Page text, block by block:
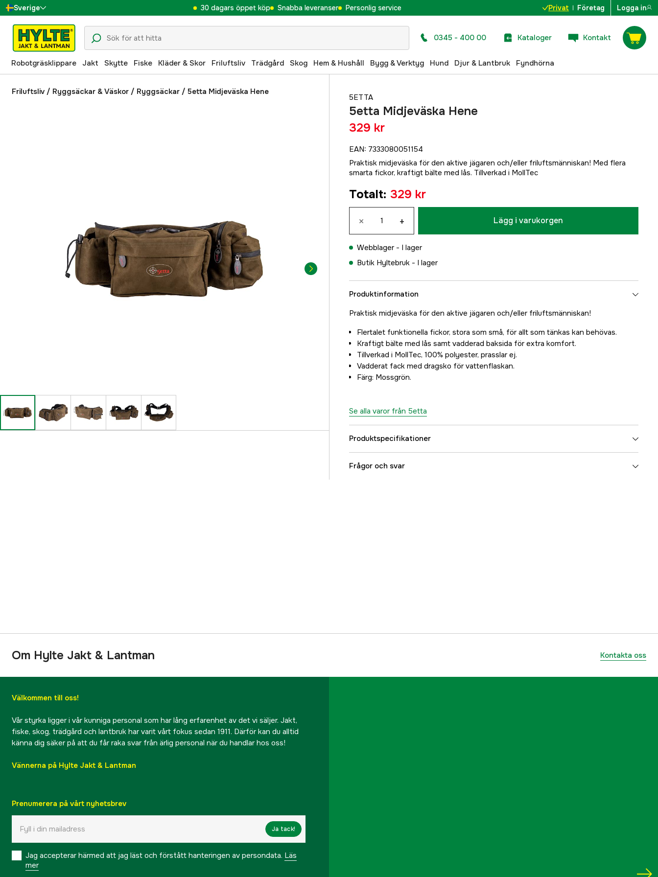
Sverige
Danmark
Suomi
Norge
Deutschland
30 dagars öppet köp Snabba leveranser Personlig service Privat Företag Logga in
0345 - 400 00 Kataloger Kontakt
Robotgräsklippare Jakt Skytte Fiske Kläder & Skor Friluftsliv Trädgård Skog Hem & Hushåll Bygg & Verktyg Hund Djur & Lantbruk Fyndhörna
Friluftsliv / Ryggsäckar & Väskor / Ryggsäckar / 5etta Midjeväska Hene
5ETTA
5etta Midjeväska Hene
329 kr
EAN: 7333080051154
Praktisk midjeväska för den aktive jägaren och/eller friluftsmänniskan! Med flera
smarta fickor, kraftigt bälte med lås. Tillverkad i MollTec
Totalt: 329 kr
× + Lägg i varukorgen
Webblager - I lager
Butik Hyltebruk - I lager
Produktinformation
Praktisk midjeväska för den aktive jägaren och/eller friluftsmänniskan!
Flertalet funktionella fickor, stora som små, för allt som tänkas kan behövas.
Kraftigt bälte med lås samt vadderad baksida för extra komfort.
Tillverkad i MollTec, 100% polyester, prasslar ej.
Vadderat fack med dragsko för vattenflaskan.
Färg: Mossgrön.
Se alla varor från 5etta
Produktspecifikationer
Färgton
Frågor och svar
Om Hylte Jakt & Lantman Kontakta oss
Välkommen till oss!
Vår styrka ligger i vår kunniga personal som har lång erfarenhet av det vi säljer. Jakt,
fiske, skog, trädgård och lantbruk har varit vårt fokus sedan 1911. Därför kan du alltid
känna dig säker på att du får raka svar från ärlig personal när du handlar hos oss!
Vännerna på Hylte Jakt & Lantman
Prenumerera på vårt nyhetsbrev
Ja tack!
Jag accepterar härmed att jag läst och förstått hanteringen av persondata. Läs
mer